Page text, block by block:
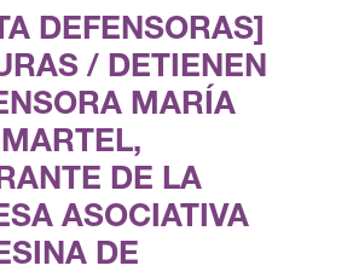
DEFENSORAS]
/ DETIENEN
MARÍA
DE LA
ASOCIATIVA
DE